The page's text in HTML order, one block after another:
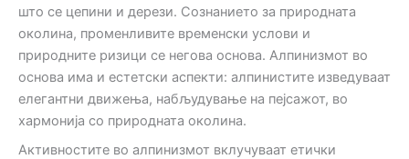
што се цепини и дерези. Сознанието за природната
околина, променливите временски услови и
природните ризици се негова основа. Алпинизмот во
основа има и естетски аспекти: алпинистите изведуваат
елегантни движења, набљудување на пејсажот, во
хармонија со природната околина.
Активностите во алпинизмот вклучуваат етички